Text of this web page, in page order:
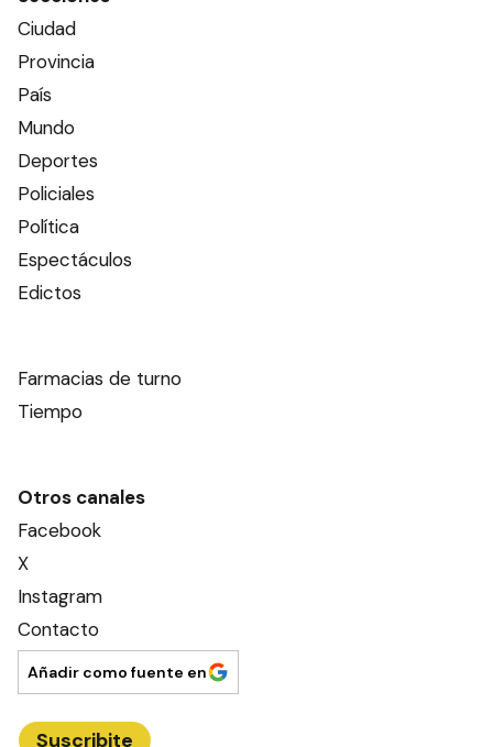
Ciudad
Provincia
País
Mundo
Deportes
Policiales
Política
Espectáculos
Edictos
Farmacias de turno
Tiempo
Otros canales
Facebook
X
Instagram
Contacto
Añadir como fuente en
Suscribite